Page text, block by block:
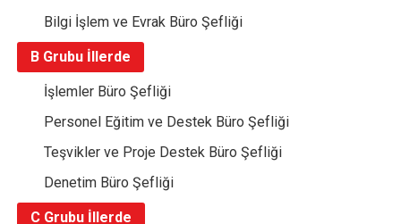
Bilgi İşlem ve Evrak Büro Şefliği
B Grubu İllerde
İşlemler Büro Şefliği
Personel Eğitim ve Destek Büro Şefliği
Teşvikler ve Proje Destek Büro Şefliği
Denetim Büro Şefliği
C Grubu İllerde